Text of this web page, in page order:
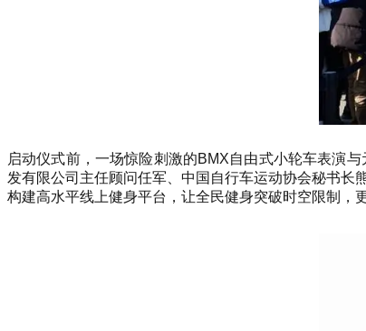
启动仪式前，一场惊险刺激的BMX自由式小轮车表演
发有限公司主任顾问任军、中国自行车运动协会秘书
构建高水平线上健身平台，让全民健身突破时空限制，